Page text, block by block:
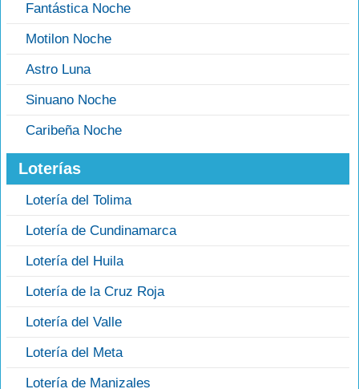
Fantástica Noche
Motilon Noche
Astro Luna
Sinuano Noche
Caribeña Noche
Loterías
Lotería del Tolima
Lotería de Cundinamarca
Lotería del Huila
Lotería de la Cruz Roja
Lotería del Valle
Lotería del Meta
Lotería de Manizales